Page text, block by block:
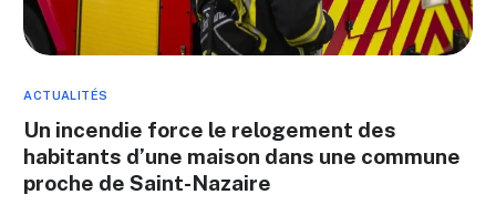
ACTUALITÉS
Un incendie force le relogement des
habitants d’une maison dans une commune
proche de Saint-Nazaire